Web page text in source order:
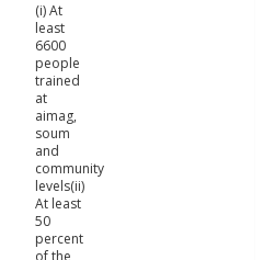
(i) At
least
6600
people
trained
at
aimag,
soum
and
community
levels(ii)
At least
50
percent